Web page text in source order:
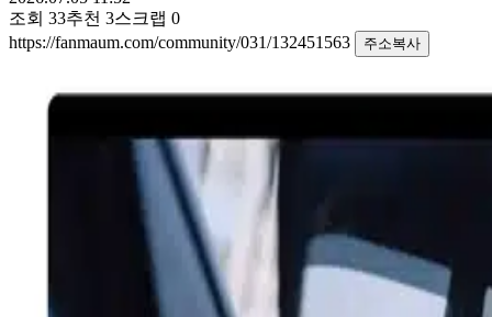
조회 33추천 3스크랩 0
https://fanmaum.com/community/031/132451563
주소복사